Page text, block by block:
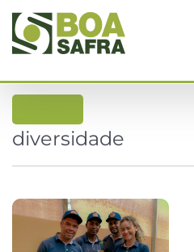
diversidade